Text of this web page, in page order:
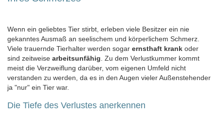
Wenn ein geliebtes Tier stirbt, erleben viele Besitzer ein nie
gekanntes Ausmaß an seelischem und körperlichem Schmerz.
Viele trauernde Tierhalter werden sogar ernsthaft krank oder
sind zeitweise arbeitsunfähig . Zu dem Verlustkummer kommt
meist die Verzweiflung darüber, vom eigenen Umfeld nicht
verstanden zu werden, da es in den Augen vieler Außenstehender
ja "nur" ein Tier war.
Die Tiefe des Verlustes anerkennen